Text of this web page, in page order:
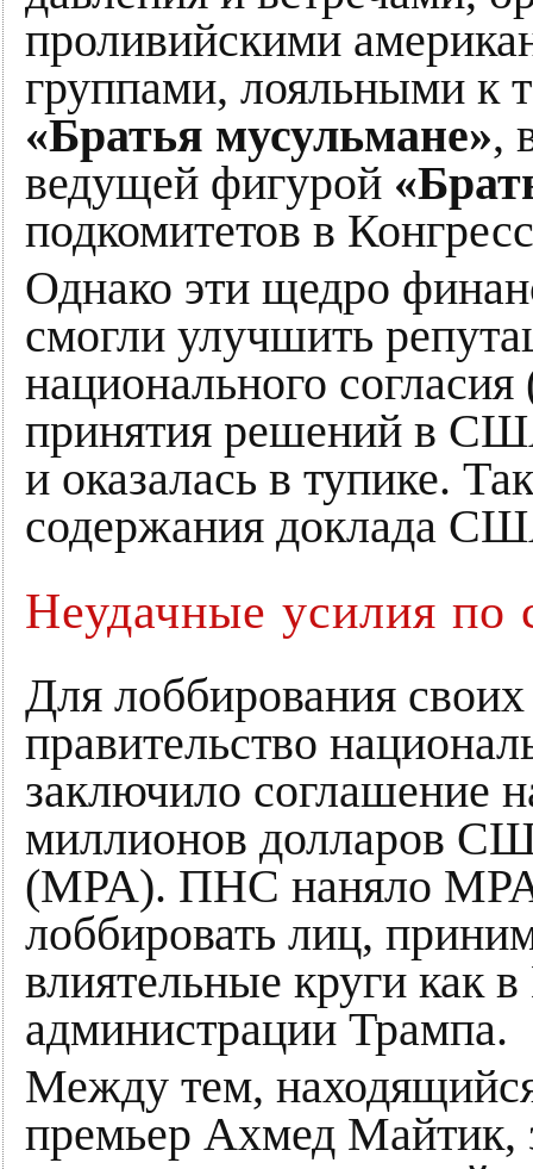
проливийскими
группами, лояльными к
«Братья мусульмане»,
ведущей фигурой
подкомитетов в
Однако эти щедро
смогли улучшить
национального
принятия решений в
и оказалась в тупике.
содержания доклада
Неудачные усилия по
Для лоббирования
правительство
заключило соглашение
миллионов долларов
(MPA). ПНС наняло
лоббировать лиц,
влиятельные круги как
администрации Трампа.
Между тем,
премьер Ахмед Майтик,